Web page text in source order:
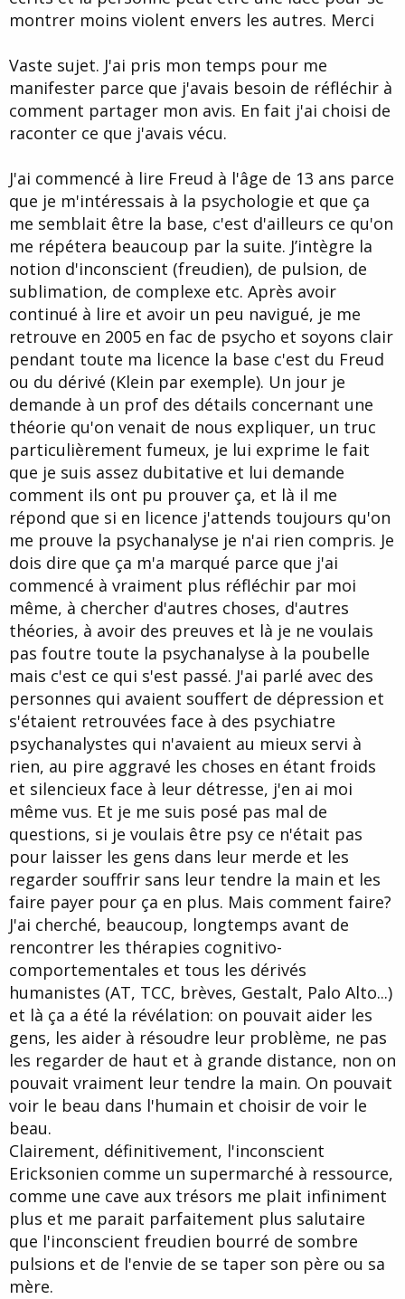
montrer moins violent envers les autres. Merci
Vaste sujet. J'ai pris mon temps pour me
manifester parce que j'avais besoin de réfléchir à
comment partager mon avis. En fait j'ai choisi de
raconter ce que j'avais vécu.
J'ai commencé à lire Freud à l'âge de 13 ans parce
que je m'intéressais à la psychologie et que ça
me semblait être la base, c'est d'ailleurs ce qu'on
me répétera beaucoup par la suite. J’intègre la
notion d'inconscient (freudien), de pulsion, de
sublimation, de complexe etc. Après avoir
continué à lire et avoir un peu navigué, je me
retrouve en 2005 en fac de psycho et soyons clair
pendant toute ma licence la base c'est du Freud
ou du dérivé (Klein par exemple). Un jour je
demande à un prof des détails concernant une
théorie qu'on venait de nous expliquer, un truc
particulièrement fumeux, je lui exprime le fait
que je suis assez dubitative et lui demande
comment ils ont pu prouver ça, et là il me
répond que si en licence j'attends toujours qu'on
me prouve la psychanalyse je n'ai rien compris. Je
dois dire que ça m'a marqué parce que j'ai
commencé à vraiment plus réfléchir par moi
même, à chercher d'autres choses, d'autres
théories, à avoir des preuves et là je ne voulais
pas foutre toute la psychanalyse à la poubelle
mais c'est ce qui s'est passé. J'ai parlé avec des
personnes qui avaient souffert de dépression et
s'étaient retrouvées face à des psychiatre
psychanalystes qui n'avaient au mieux servi à
rien, au pire aggravé les choses en étant froids
et silencieux face à leur détresse, j'en ai moi
même vus. Et je me suis posé pas mal de
questions, si je voulais être psy ce n'était pas
pour laisser les gens dans leur merde et les
regarder souffrir sans leur tendre la main et les
faire payer pour ça en plus. Mais comment faire?
J'ai cherché, beaucoup, longtemps avant de
rencontrer les thérapies cognitivo-
comportementales et tous les dérivés
humanistes (AT, TCC, brèves, Gestalt, Palo Alto...)
et là ça a été la révélation: on pouvait aider les
gens, les aider à résoudre leur problème, ne pas
les regarder de haut et à grande distance, non on
pouvait vraiment leur tendre la main. On pouvait
voir le beau dans l'humain et choisir de voir le
beau.
Clairement, définitivement, l'inconscient
Ericksonien comme un supermarché à ressource,
comme une cave aux trésors me plait infiniment
plus et me parait parfaitement plus salutaire
que l'inconscient freudien bourré de sombre
pulsions et de l'envie de se taper son père ou sa
mère.